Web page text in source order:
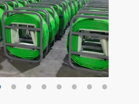
16'
400
20'
500